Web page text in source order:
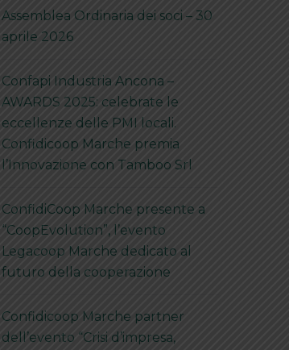
Assemblea Ordinaria dei soci – 30
aprile 2026
Confapi Industria Ancona –
AWARDS 2025: celebrate le
eccellenze delle PMI locali.
Confidicoop Marche premia
l’Innovazione con Tamboo Srl
ConfidiCoop Marche presente a
“CoopEvolution”, l’evento
Legacoop Marche dedicato al
futuro della cooperazione
Confidicoop Marche partner
dell’evento “Crisi d’impresa,